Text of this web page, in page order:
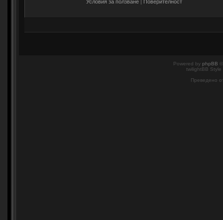
Условия за ползване | Поверителност
Powered by phpBB
twilightBB
Преведено